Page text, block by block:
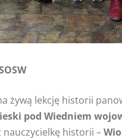
żywą lekcję historii
pod Wiedniem
historii –